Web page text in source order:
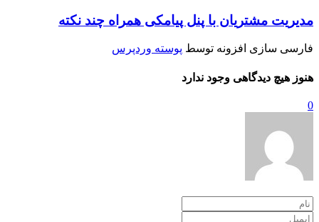
مدیریت مشتریان با پنل پیامکی همراه چند نکته
فارسی سازی افزونه توسط پوسته وردپرس
هنوز هیچ دیدگاهی وجود ندارد
0